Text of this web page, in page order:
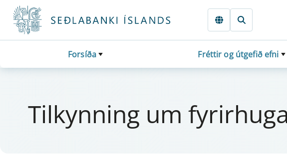
Fara beint í Meginmál
Forsíða Fréttir og útgefið efni
Til­kynn­ing um